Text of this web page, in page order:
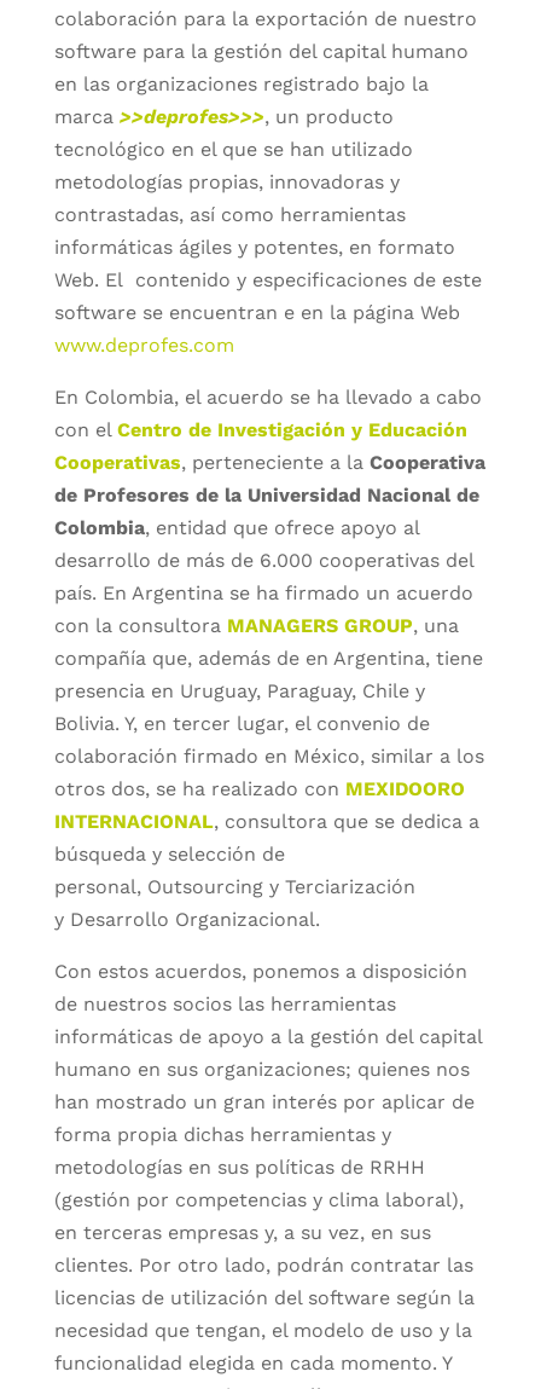
colaboración para la exportación de nuestro
software para la gestión del capital humano
en las organizaciones registrado bajo la
marca >>deprofes>>>, un producto
tecnológico en el que se han utilizado
metodologías propias, innovadoras y
contrastadas, así como herramientas
informáticas ágiles y potentes, en formato
Web. El contenido y especificaciones de este
software se encuentran e en la página Web
www.deprofes.com
En Colombia, el acuerdo se ha llevado a cabo
con el Centro de Investigación y Educación
Cooperativas, perteneciente a la Cooperativa
de Profesores de la Universidad Nacional de
Colombia, entidad que ofrece apoyo al
desarrollo de más de 6.000 cooperativas del
país. En Argentina se ha firmado un acuerdo
con la consultora MANAGERS GROUP, una
compañía que, además de en Argentina, tiene
presencia en Uruguay, Paraguay, Chile y
Bolivia. Y, en tercer lugar, el convenio de
colaboración firmado en México, similar a los
otros dos, se ha realizado con MEXIDOORO
INTERNACIONAL, consultora que se dedica a
búsqueda y selección de
personal, Outsourcing y Terciarización
y Desarrollo Organizacional.
Con estos acuerdos, ponemos a disposición
de nuestros socios las herramientas
informáticas de apoyo a la gestión del capital
humano en sus organizaciones; quienes nos
han mostrado un gran interés por aplicar de
forma propia dichas herramientas y
metodologías en sus políticas de RRHH
(gestión por competencias y clima laboral),
en terceras empresas y, a su vez, en sus
clientes. Por otro lado, podrán contratar las
licencias de utilización del software según la
necesidad que tengan, el modelo de uso y la
funcionalidad elegida en cada momento. Y